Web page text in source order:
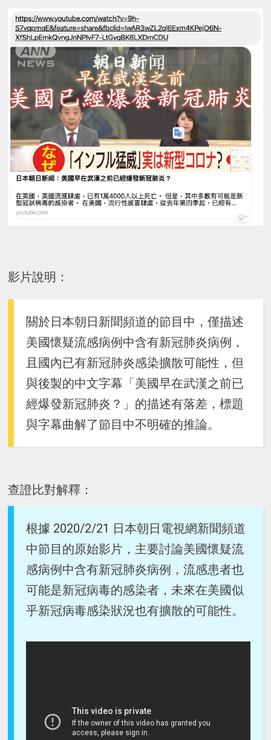
影片說明：
關於日本朝日新聞頻道的節目中，僅描述
美國懷疑流感病例中含有新冠肺炎病例，
且國內已有新冠肺炎感染擴散可能性，但
與後製的中文字幕「美國早在武漢之前已
經爆發新冠肺炎？」的描述有落差，標題
與字幕曲解了節目中不明確的推論。
查證比對解釋：
根據 2020/2/21 日本朝日電視網新聞頻道
中節目的原始影片，主要討論美國懷疑流
感病例中含有新冠肺炎病例，流感患者也
可能是新冠病毒的感染者，未來在美國似
乎新冠病毒感染狀況也有擴散的可能性。